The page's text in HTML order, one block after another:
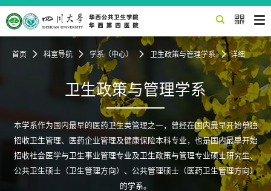
 
首页  科室导航  学系（中心）  卫生政策与管理学系  详细
卫生政策与管理学系
本学系作为国内最早的医药卫生类管理之一，曾经在国内最早开始单独
招收卫生管理、医药企业管理及健康保险本科专业，也是国内最早开始
招收社会医学与卫生事业管理专业及卫生政策与管理专业硕士研究生、
公共卫生硕士（卫生管理方向）、公共管理硕士（医药卫生管理方向）
的学系。